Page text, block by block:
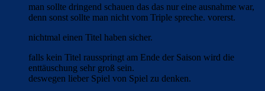
man sollte dringend schauen das das nur eine ausnahme war,
denn sonst sollte man nicht vom Triple spreche. vorerst.
nichtmal einen Titel haben sicher.
falls kein Titel rausspringt am Ende der Saison wird die
enttäuschung sehr groß sein.
deswegen lieber Spiel von Spiel zu denken.